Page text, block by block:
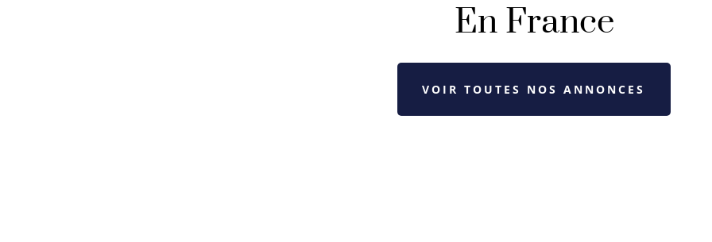
En France
VOIR TOUTES NOS ANNONCES